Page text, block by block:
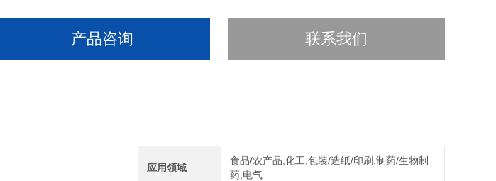
产品咨询 联系我们
应用领域
食品/农产品,化工,包装/造纸/印刷,制药/生物制
药,电气